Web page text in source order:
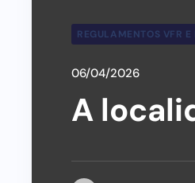
REGULAMENTOS VFR E
06/04/2026
A